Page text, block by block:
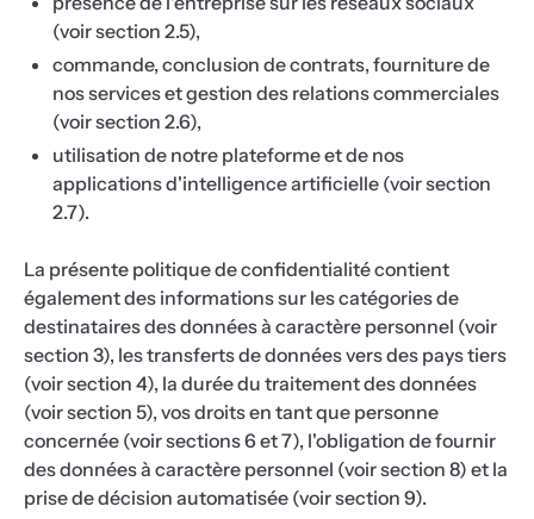
(voir section 2.5),
commande, conclusion de contrats, fourniture de
nos services et gestion des relations commerciales
(voir section 2.6),
utilisation de notre plateforme et de nos
applications d'intelligence artificielle (voir section
2.7).
La présente politique de confidentialité contient
également des informations sur les catégories de
destinataires des données à caractère personnel (voir
section 3), les transferts de données vers des pays tiers
(voir section 4), la durée du traitement des données
(voir section 5), vos droits en tant que personne
concernée (voir sections 6 et 7), l'obligation de fournir
des données à caractère personnel (voir section 8) et la
prise de décision automatisée (voir section 9).